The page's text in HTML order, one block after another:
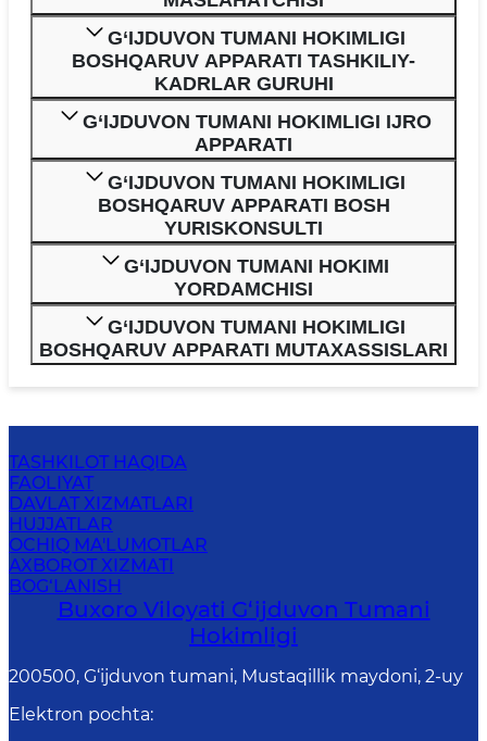
G‘IJDUVON TUMANI HOKIMLIGI
BOSHQARUV APPARATI TASHKILIY-
KADRLAR GURUHI
G‘IJDUVON TUMANI HOKIMLIGI IJRO
APPARATI
G‘IJDUVON TUMANI HOKIMLIGI
BOSHQARUV APPARATI BOSH
YURISKONSULTI
G‘IJDUVON TUMANI HOKIMI
YORDAMCHISI
G‘IJDUVON TUMANI HOKIMLIGI
BOSHQARUV APPARATI MUTAXASSISLARI
TASHKILOT HAQIDA
FAOLIYAT
DAVLAT XIZMATLARI
HUJJATLAR
OCHIQ MA'LUMOTLAR
AXBOROT XIZMATI
BOG‘LANISH
Buxoro Viloyati G‘ijduvon Tumani
Hokimligi
200500, G‘ijduvon tumani, Mustaqillik maydoni, 2-uy
Elektron pochta: